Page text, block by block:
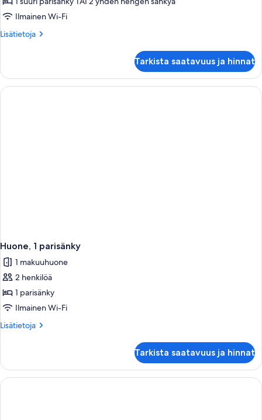
Metropolis
Room
kuvat
Ilmainen Wi-Fi
Lisätietoja
Lisätietoja
Tarkista saatavuus ja hinnat
Huone, 1 parisänky
1 makuuhuone
2 henkilöä
1 parisänky
Ilmainen Wi-Fi
Lisätietoja
Lisätietoja
parisänky
Tarkista saatavuus ja hinnat